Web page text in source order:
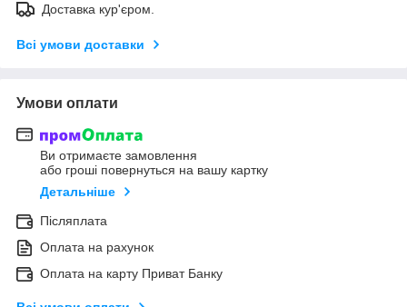
Доставка кур'єром.
Всі умови доставки
Умови оплати
Ви отримаєте замовлення
або гроші повернуться на вашу картку
Детальніше
Післяплата
Оплата на рахунок
Оплата на карту Приват Банку